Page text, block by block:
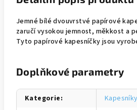
Jemné bílé dvouvrstvé papírové
zaručí vysokou jemnost, měkkost a
Tyto papírové kapesníčky jsou
Doplňkové parametry
Kategorie: